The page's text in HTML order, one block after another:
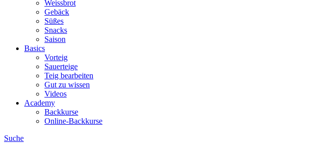
Weissbrot
Gebäck
Süßes
Snacks
Saison
Basics
Vorteig
Sauerteige
Teig bearbeiten
Gut zu wissen
Videos
Academy
Backkurse
Online-Backkurse
Suche